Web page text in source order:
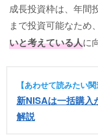
成長投資枠は、年間
まで投資可能なため、
いと考えている人に
【あわせて読みたい関
新NISAは一括購入
解説